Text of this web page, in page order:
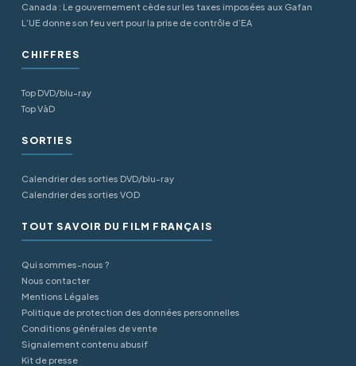
Canada : Le gouvernement cède sur les taxes imposées aux Gafan
L’UE donne son feu vert pour la prise de contrôle d’EA
CHIFFRES
Top DVD/blu-ray
Top VàD
SORTIES
Calendrier des sorties DVD/blu-ray
Calendrier des sorties VOD
TOUT SAVOIR DU FILM FRANÇAIS
Qui sommes-nous ?
Nous contacter
Mentions Légales
Politique de protection des données personnelles
Conditions générales de vente
Signalement contenu abusif
Kit de presse